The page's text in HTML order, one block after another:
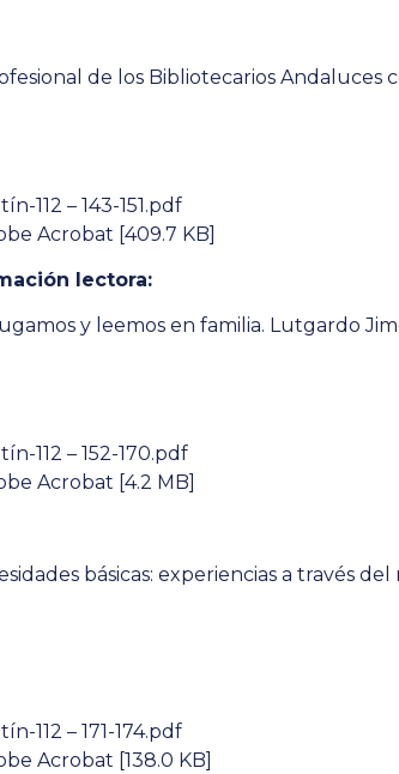
de los Bibliotecarios Andaluces
112 – 143-151.pdf
Acrobat [409.7 KB]
lectora:
y leemos en familia. Lutgardo
112 – 152-170.pdf
Acrobat [4.2 MB]
básicas: experiencias a través
112 – 171-174.pdf
Acrobat [138.0 KB]